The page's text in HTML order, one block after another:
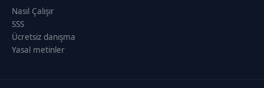
Nasıl Çalışır
SSS
Ücretsiz danışma
Yasal metinler